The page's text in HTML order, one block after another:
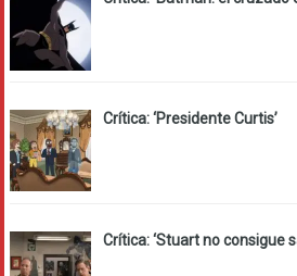
Crítica: ‘Presidente Curtis’
Crítica: ‘Stuart no consigue